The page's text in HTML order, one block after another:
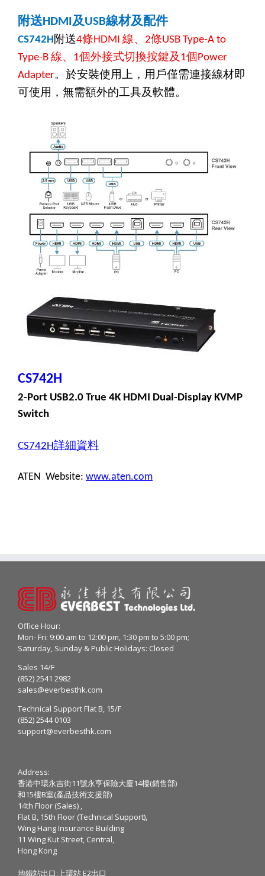
附送HDMI及USB線材及配件
CS742H附送4條HDMI 線、 2條USB Type-A to
Type-B 線、 1個外接式切換按鍵及 1個Power
Adapter。於安裝使用上，用戶僅需連接線材即
可使用，無需額外的工具及軟體。
CS742H
2-Port USB2.0 True 4K HDMI Dual-Display KVMP
Switch
CS742H詳細資料
ATEN Website: www.aten.com
Office Hour:
Mon- Fri: 9:00 am to 12:00 pm, 1:30 pm to 5:00 pm;
Saturday, Sunday & Public Holidays: Closed
Sales 14/F
(852) 2541 2982
sales@everbesthk.com
Technical Support Flat B, 15/F
(852) 2544 0103
support@everbesthk.com
Address:
香港中環永吉街11號永亨保險大廈14樓(銷售部)
和15樓B室(產品技術支援部)
14th Floor (Sales) ,
Flat B, 15th Floor (Technical Support),
Wing Hang Insurance Building
11 Wing Kut Street, Central,
Hong Kong
地鐵站出口:上環站 E2出口